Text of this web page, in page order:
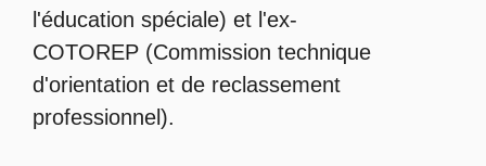
l'éducation spéciale) et l'ex-
COTOREP (Commission technique
d'orientation et de reclassement
professionnel).